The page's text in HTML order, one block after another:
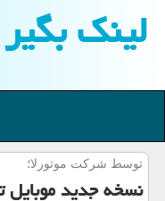
لینك بگیر
توسط شركت موتورلا؛
نسخه جدید موبایل